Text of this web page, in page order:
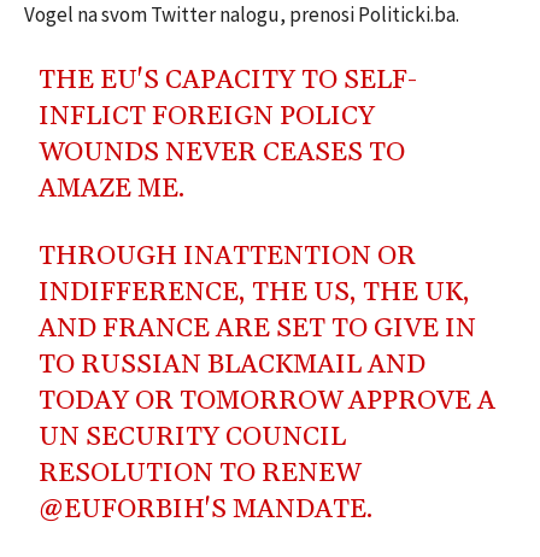
Vogel na svom Twitter nalogu, prenosi Politicki.ba.
THE EU'S CAPACITY TO SELF-
INFLICT FOREIGN POLICY
WOUNDS NEVER CEASES TO
AMAZE ME.
THROUGH INATTENTION OR
INDIFFERENCE, THE US, THE UK,
AND FRANCE ARE SET TO GIVE IN
TO RUSSIAN BLACKMAIL AND
TODAY OR TOMORROW APPROVE A
UN SECURITY COUNCIL
RESOLUTION TO RENEW
@EUFORBIH'S MANDATE.